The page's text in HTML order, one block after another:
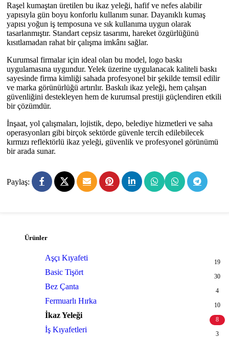
Raşel kumaştan üretilen bu ikaz yeleği, hafif ve nefes alabilir
yapısıyla gün boyu konforlu kullanım sunar. Dayanıklı kumaş
yapısı yoğun iş temposuna ve sık kullanıma uygun olarak
tasarlanmıştır. Standart cepsiz tasarımı, hareket özgürlüğünü
kısıtlamadan rahat bir çalışma imkânı sağlar.
Kurumsal firmalar için ideal olan bu model, logo baskı
uygulamasına uygundur. Yelek üzerine uygulanacak kaliteli baskı
sayesinde firma kimliği sahada profesyonel bir şekilde temsil edilir
ve marka görünürlüğü artırılır. Baskılı ikaz yeleği, hem çalışan
güvenliğini destekleyen hem de kurumsal prestiji güçlendiren etkili
bir çözümdür.
İnşaat, yol çalışmaları, lojistik, depo, belediye hizmetleri ve saha
operasyonları gibi birçok sektörde güvenle tercih edilebilecek
kırmızı reflektörlü ikaz yeleği, güvenlik ve profesyonel görünümü
bir arada sunar.
Paylaş:
Ürünler
Aşçı Kıyafeti 19
Basic Tişört 30
Bez Çanta 4
Fermuarlı Hırka 10
İkaz Yeleği 8
İş Kıyafetleri 3